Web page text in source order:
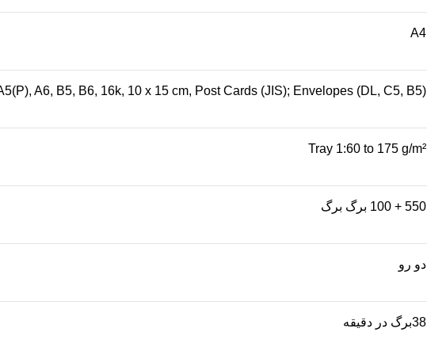
A4
A6, B5, B6, 16k, 10 x 15 cm, Post Cards (JIS); Envelopes (DL, C5, B5)
Tray 1:60 to 175 g/m²
550 + 100 برگ برگ
دو رو
38برگ در دقیقه